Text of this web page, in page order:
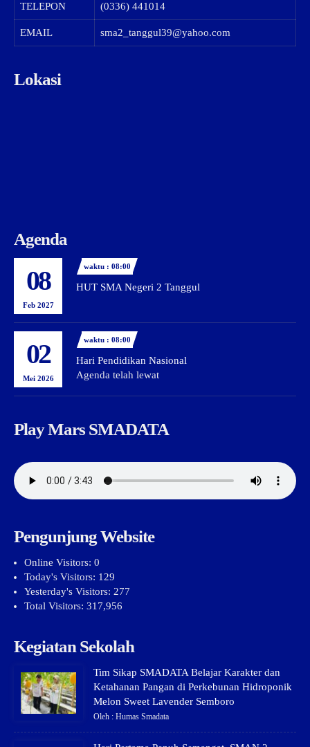
TELEPON (0336) 441014
EMAIL sma2_tanggul39@yahoo.com
Lokasi
Agenda
08
Feb 2027
waktu : 08:00
HUT SMA Negeri 2 Tanggul
02
Mei 2026
waktu : 08:00
Hari Pendidikan Nasional
Agenda telah lewat
Play Mars SMADATA
Pengunjung Website
Online Visitors: 0
Today's Visitors: 129
Yesterday's Visitors: 277
Total Visitors: 317,956
Kegiatan Sekolah
Tim Sikap SMADATA Belajar Karakter dan
Ketahanan Pangan di Perkebunan Hidroponik
Melon Sweet Lavender Semboro
Oleh : Humas Smadata